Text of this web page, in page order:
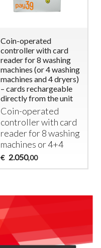
Coin-operated
controller with card
reader for 8 washing
machines (or 4 washing
machines and 4 dryers)
– cards rechargeable
directly from the unit
Coin-operated
controller with card
reader for 8 washing
machines or 4+4
€ 2.050,00